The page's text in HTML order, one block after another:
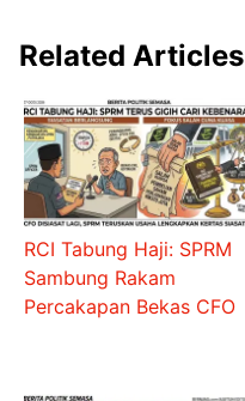
Related Articles
RCI Tabung Haji: SPRM
Sambung Rakam
Percakapan Bekas CFO